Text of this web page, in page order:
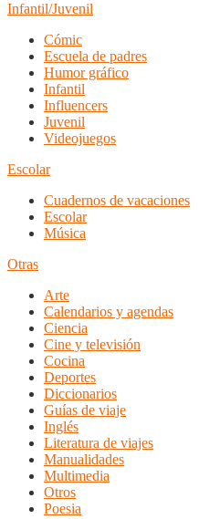
Infantil/Juvenil
Cómic
Escuela de padres
Humor gráfico
Infantil
Influencers
Juvenil
Videojuegos
Escolar
Cuadernos de vacaciones
Escolar
Música
Otras
Arte
Calendarios y agendas
Ciencia
Cine y televisión
Cocina
Deportes
Diccionarios
Guías de viaje
Inglés
Literatura de viajes
Manualidades
Multimedia
Otros
Poesia